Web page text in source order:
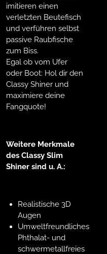
imitieren einen
verletzten Beutefisch
und verführen selbst
passive Raubfische
zum Biss.
Egal ob vom Ufer
oder Boot: Hol dir den
Classy Shiner und
maximiere deine
Fangquote!
Weitere Merkmale
des Classy Slim
Shiner sind u. A.:
Realistische 3D
Augen
Umweltfreundliches
Phthalat- und
schwermetallfreies